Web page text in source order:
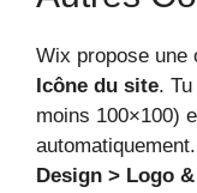
Wix propose une
Icône du site.
moins 100×100)
Design > Logo